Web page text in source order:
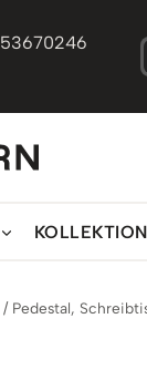
53670246
/ Pedestal,